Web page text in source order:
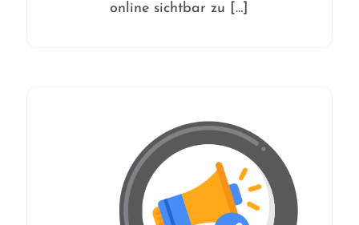
online sichtbar zu […]